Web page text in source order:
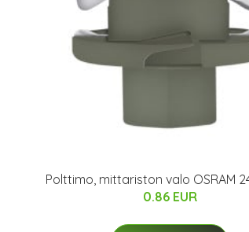
Polttimo, mittariston valo OSRAM
0.86 EUR